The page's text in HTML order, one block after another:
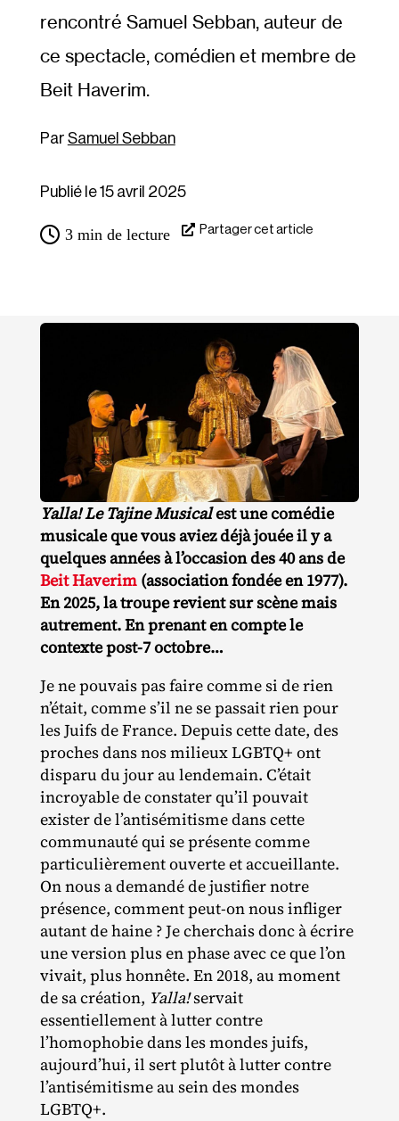
rencontré Samuel Sebban, auteur de
ce spectacle, comédien et membre de
Beit Haverim.
Samuel Sebban
Publié le 15 avril 2025
3 min de lecture Partager cet article
Yalla! Le Tajine Musicalest une comédie
musicale que vous aviez déjà jouée il y a
quelques années à l’occasion des 40 ans de
Beit Haverim(association fondée en 1977).
En 2025, la troupe revient sur scène mais
autrement. En prenant en compte le
contexte post-7 octobre…
Je ne pouvais pas faire comme si de rien
n’était, comme s’il ne se passait rien pour
les Juifs de France. Depuis cette date, des
proches dans nos milieux LGBTQ+ ont
disparu du jour au lendemain. C’était
incroyable de constater qu’il pouvait
exister de l’antisémitisme dans cette
communauté qui se présente comme
particulièrement ouverte et accueillante.
On nous a demandé de justifier notre
présence, comment peut‐​on nous infliger
autant de haine ? Je cherchais donc à écrire
une version plus en phase avec ce que l’on
vivait, plus honnête. En 2018, au moment
de sa création, Yalla!servait
essentiellement à lutter contre
l’homophobie dans les mondes juifs,
aujourd’hui, il sert plutôt à lutter contre
l’antisémitisme au sein des mondes
LGBTQ+.